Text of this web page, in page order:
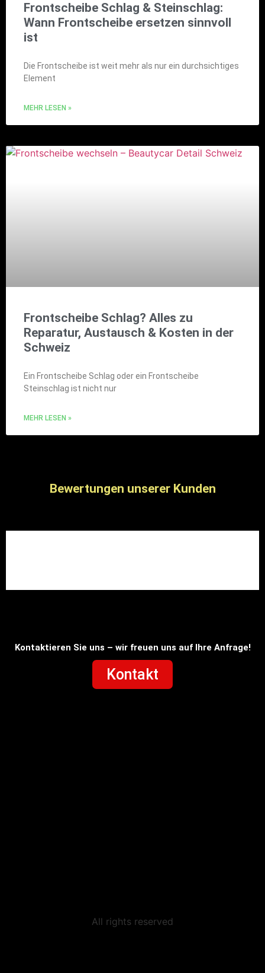
Frontscheibe Schlag & Steinschlag:
Wann Frontscheibe ersetzen sinnvoll
ist
Die Frontscheibe ist weit mehr als nur ein durchsichtiges
Element
MEHR LESEN »
Frontscheibe Schlag? Alles zu
Reparatur, Austausch & Kosten in der
Schweiz
Ein Frontscheibe Schlag oder ein Frontscheibe
Steinschlag ist nicht nur
MEHR LESEN »
Bewertungen unserer Kunden
Kontaktieren Sie uns – wir freuen uns auf Ihre Anfrage!
Kontakt
All rights reserved